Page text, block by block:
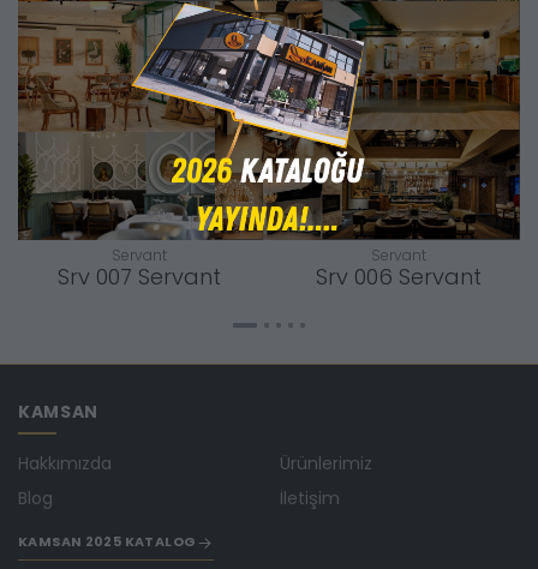
Servant
Srv 007 Servant
Servant
Srv 006 Servant
KAMSAN
Hakkımızda Ürünlerimiz
Blog İletişim
KAMSAN 2025 KATALOG